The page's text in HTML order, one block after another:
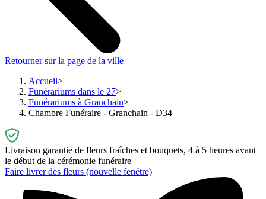
Retourner sur la page de la ville
Accueil
Funérariums dans le 27
Funérariums à Granchain
Chambre Funéraire - Granchain - D34
Livraison garantie de fleurs fraîches et bouquets, 4 à 5 heures avant
le début de la cérémonie funéraire
Faire livrer des fleurs (nouvelle fenêtre)